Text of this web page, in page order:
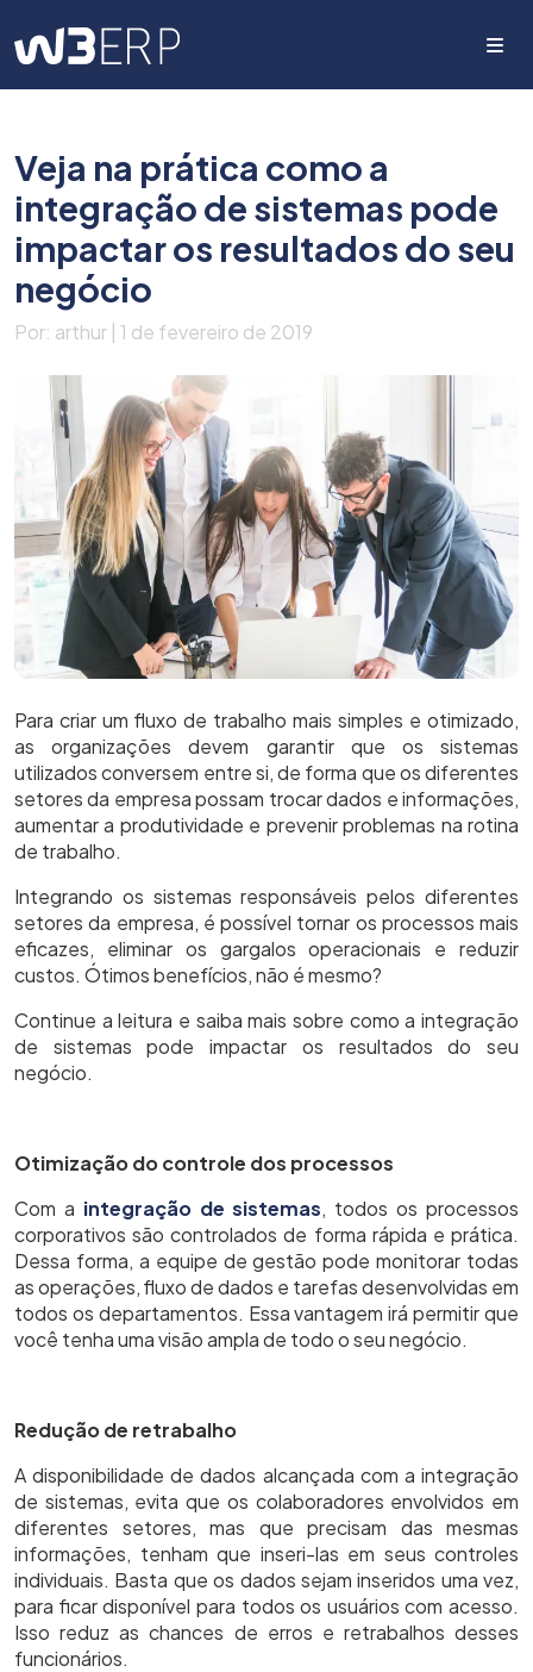
Veja na prática como a
integração de sistemas pode
impactar os resultados do seu
negócio
Por: arthur | 1 de fevereiro de 2019
Para criar um fluxo de trabalho mais simples e otimizado,
as organizações devem garantir que os sistemas
utilizados conversem entre si, de forma que os diferentes
setores da empresa possam trocar dados e informações,
aumentar a produtividade e prevenir problemas na rotina
de trabalho.
Integrando os sistemas responsáveis pelos diferentes
setores da empresa, é possível tornar os processos mais
eficazes, eliminar os gargalos operacionais e reduzir
custos. Ótimos benefícios, não é mesmo?
Continue a leitura e saiba mais sobre como a integração
de sistemas pode impactar os resultados do seu
negócio.
Otimização do controle dos processos
Com a integração de sistemas, todos os processos
corporativos são controlados de forma rápida e prática.
Dessa forma, a equipe de gestão pode monitorar todas
as operações, fluxo de dados e tarefas desenvolvidas em
todos os departamentos. Essa vantagem irá permitir que
você tenha uma visão ampla de todo o seu negócio.
Redução de retrabalho
A disponibilidade de dados alcançada com a integração
de sistemas, evita que os colaboradores envolvidos em
diferentes setores, mas que precisam das mesmas
informações, tenham que inseri-las em seus controles
individuais. Basta que os dados sejam inseridos uma vez,
para ficar disponível para todos os usuários com acesso.
Isso reduz as chances de erros e retrabalhos desses
funcionários.